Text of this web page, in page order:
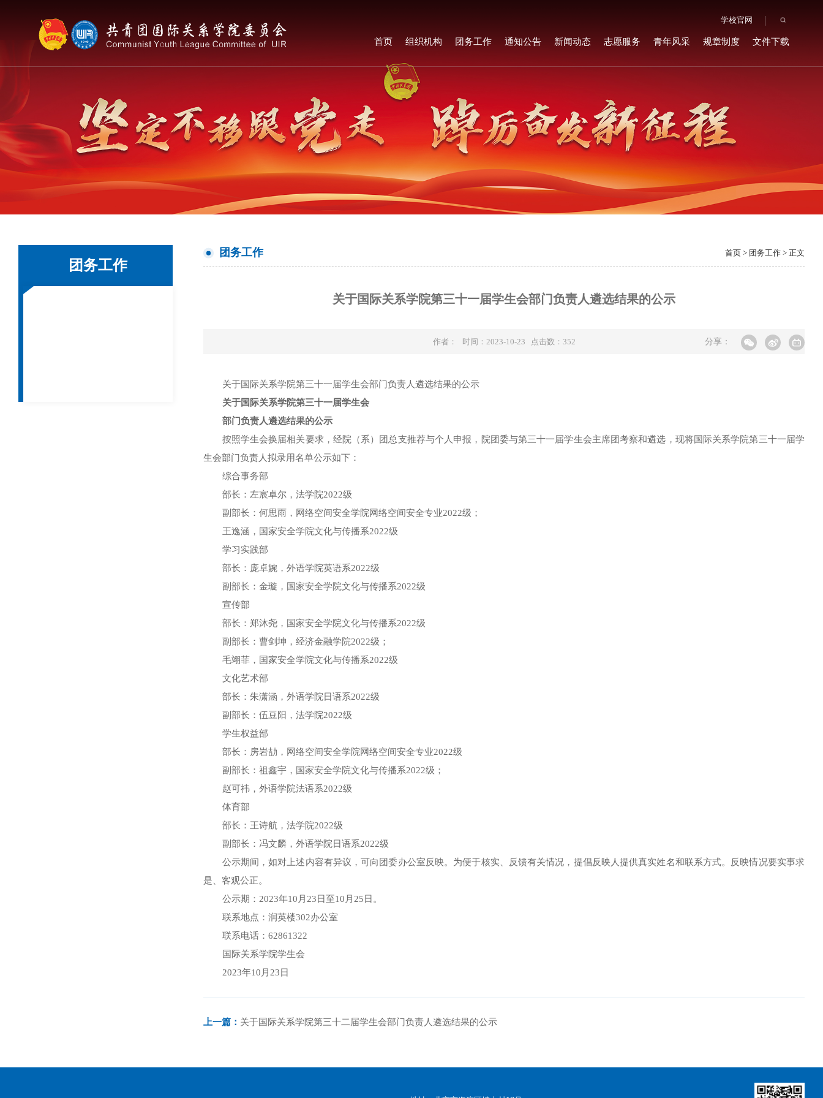
学校官网
首页 组织机构 团务工作 通知公告 新闻动态 志愿服务 青年风采 规章制度 文件下载
团务工作
团务工作 首页 > 团务工作 > 正文
关于国际关系学院第三十一届学生会部门负责人遴选结果的公示
作者： 时间：2023-10-23 点击数： 352 分享：
关于国际关系学院第三十一届学生会部门负责人遴选结果的公示
关于国际关系学院第三十一届学生会
部门负责人遴选结果的公示
按照学生会换届相关要求，经院（系）团总支推荐与个人申报，院团委与第三十一届学生会主席团考察和遴选，现将国际关系学院第三十一届学
生会部门负责人拟录用名单公示如下：
综合事务部
部长：左宸卓尔，法学院2022级
副部长：何思雨，网络空间安全学院网络空间安全专业2022级；
王逸涵，国家安全学院文化与传播系2022级
学习实践部
部长：庞卓婉，外语学院英语系2022级
副部长：金璇，国家安全学院文化与传播系2022级
宣传部
部长：郑沐尧，国家安全学院文化与传播系2022级
副部长：曹剑坤，经济金融学院2022级；
毛翊菲，国家安全学院文化与传播系2022级
文化艺术部
部长：朱潇涵，外语学院日语系2022级
副部长：伍豆阳，法学院2022级
学生权益部
部长：房岩劼，网络空间安全学院网络空间安全专业2022级
副部长：祖鑫宇，国家安全学院文化与传播系2022级；
赵可祎，外语学院法语系2022级
体育部
部长：王诗航，法学院2022级
副部长：冯文麟，外语学院日语系2022级
公示期间，如对上述内容有异议，可向团委办公室反映。为便于核实、反馈有关情况，提倡反映人提供真实姓名和联系方式。反映情况要实事求
是、客观公正。
公示期：2023年10月23日至10月25日。
联系地点：润英楼302办公室
联系电话：62861322
国际关系学院学生会
2023年10月23日
上一篇： 关于国际关系学院第三十二届学生会部门负责人遴选结果的公示